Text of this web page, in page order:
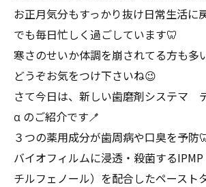
お正月気分もすっかり抜け日常生活に
でも毎日忙しく過ごしています🦷
寒さのせいか体調を崩されてる方も多
どうぞお気をつけ下さいね😉
さて今日は、新しい歯磨剤システマ
α のご紹介です🪥
３つの薬用成分が歯周病や口臭を予防
バイオフィルムに浸透・殺菌する
チルフェノール）を配合したペースト